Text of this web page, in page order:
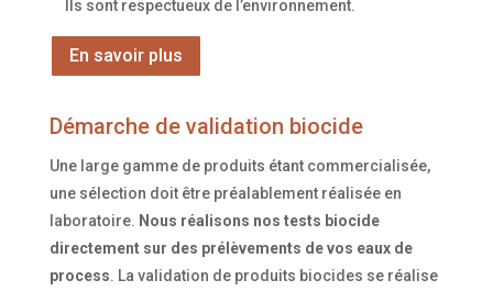
Ils sont respectueux de l’environnement.
En savoir plus
Démarche de validation biocide
Une large gamme de produits étant commercialisée,
une sélection doit être préalablement réalisée en
laboratoire. Nous réalisons nos tests biocide
directement sur des prélèvements de vos eaux de
process. La validation de produits biocides se réalise